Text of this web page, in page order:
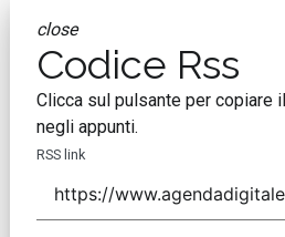
close
Codice Rss
Clicca sul pulsante per copiare
negli appunti.
RSS link